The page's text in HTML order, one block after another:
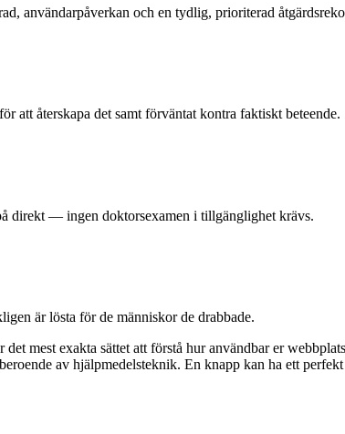
användarpåverkan och en tydlig, prioriterad
att återskapa det samt förväntat kontra faktiskt beteende.
direkt — ingen doktorsexamen i tillgänglighet krävs.
är lösta för de människor de drabbade.
det mest exakta sättet att förstå hur användbar er
av hjälpmedelsteknik. En knapp kan ha ett